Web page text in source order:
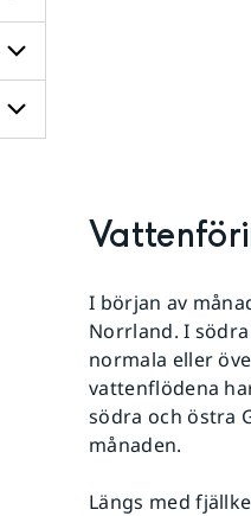
Undersidor
för
Framtidens
klimat
Undersidor
för
Klimatarbetet
I början av
Norrland. I
normala eller
vattenflödena
södra och östra
månaden.
Längs med